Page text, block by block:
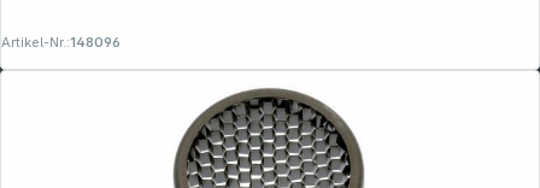
Artikel-Nr.:148096